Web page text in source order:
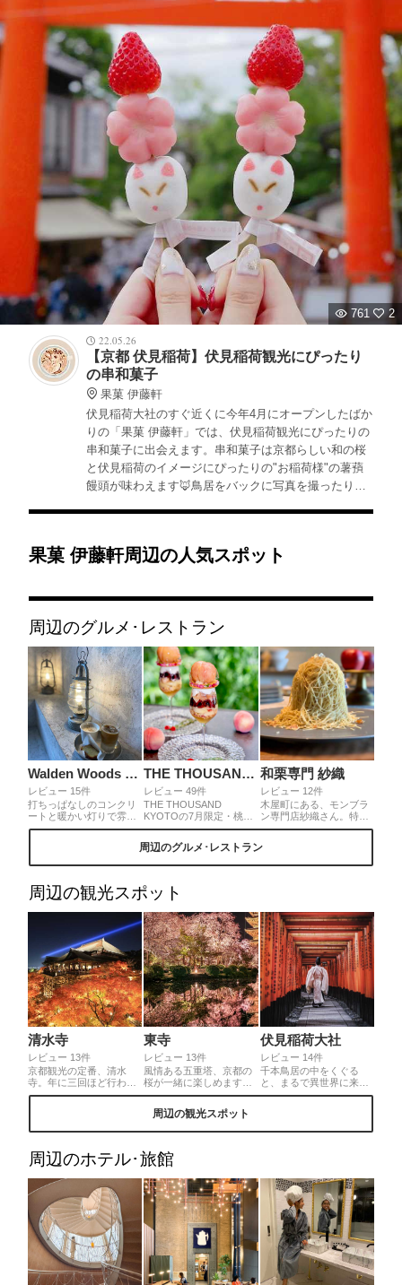
761
2
22.05.26
【京都 伏見稲荷】伏見稲荷観光にぴったり
の串和菓子
果菓 伊藤軒
伏見稲荷大社のすぐ近くに今年4月にオープンしたばか
りの「果菓 伊藤軒」では、伏見稲荷観光にぴったりの
串和菓子に出会えます。串和菓子は京都らしい和の桜
と伏見稲荷のイメージにぴったりの"お稲荷様"の薯蕷
饅頭が味わえます🦊鳥居をバックに写真を撮ったり、
果菓 伊藤軒周辺の人気スポット
周辺のグルメ･レストラン
Walden Woods Kyoto
レビュー 15件
打ちっぱなしのコンクリ
ートと暖かい灯りで雰囲
気抜群のカフェ。店内は
優しい店員さんばかりで
せます。飲み物ももちろ
んですが、バナナケーキ
THE THOUSAND KYOTO TEA AND BAR
レビュー 49件
THE THOUSAND
KYOTOの7月限定・桃の
アートパルフェをいただ
きました🍑みずみずしい
桃をまるまる2個使用した
パルフェは大きな桃のタ
の層が美しくボリューム
も満点の一杯🍑満足度抜
和栗専門 紗織
レビュー 12件
木屋町にある、モンブラ
ン専門店紗織さん。特注
の機会でうにうにっと出
的。その細さ1ミリ！連
日、大人気のお店です
周辺のグルメ･レストラン
周辺の観光スポット
清水寺
レビュー 13件
京都観光の定番、清水
寺。年に三回ほど行われ
る夜の特別拝観時には青
悲の心を表しているとの
東寺
レビュー 13件
風情ある五重塔、京都の
桜が一緒に楽しめます。
ライトアップ期間中はと
ても混み合うので時間に
余裕を持って行かれるの
がいいと思います。市内
すいです♪
伏見稲荷大社
レビュー 14件
千本鳥居の中をくぐる
と、まるで異世界に来た
かのような不思議な感覚
最高の場所です。
周辺の観光スポット
周辺のホテル･旅館